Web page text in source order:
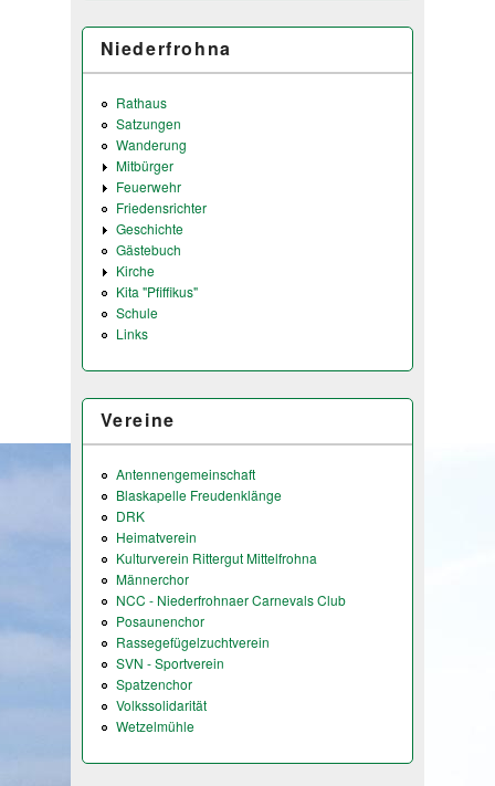
Niederfrohna
Rathaus
Satzungen
Wanderung
Mitbürger
Feuerwehr
Friedensrichter
Geschichte
Gästebuch
Kirche
Kita "Pfiffikus"
Schule
Links
Vereine
Antennengemeinschaft
Blaskapelle Freudenklänge
DRK
Heimatverein
Kulturverein Rittergut Mittelfrohna
Männerchor
NCC - Niederfrohnaer Carnevals Club
Posaunenchor
Rassegefügelzuchtverein
SVN - Sportverein
Spatzenchor
Volkssolidarität
Wetzelmühle